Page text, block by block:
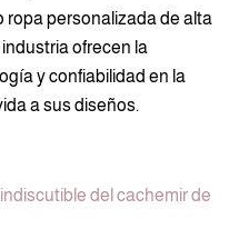
ropa personalizada de alta
ofrecen la
y confiabilidad en la
a sus diseños.
del cachemir de